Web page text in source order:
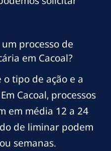
processo de
em Cacoal?
tipo de ação e a
Cacoal, processos
em média 12 a 24
de liminar podem
semanas.